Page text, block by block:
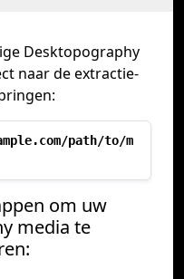
Desktopography
naar de extractie-
path/to/m
om uw
media te